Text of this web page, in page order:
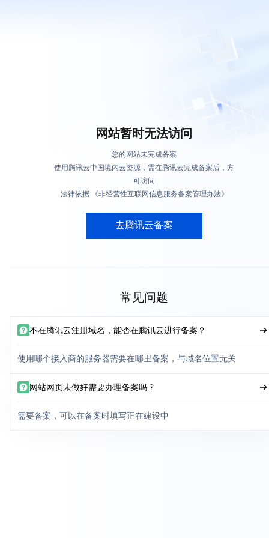
网站暂时无法访问
您的网站未完成备案
使用腾讯云中国境内云资源，需在腾讯云完成备案后，方
可访问
法律依据:《非经营性互联网信息服务备案管理办法》
去腾讯云备案
常见问题
不在腾讯云注册域名，能否在腾讯云进行备案？
使用哪个接入商的服务器需要在哪里备案，与域名位置无关
网站网页未做好需要办理备案吗？
需要备案，可以在备案时填写正在建设中